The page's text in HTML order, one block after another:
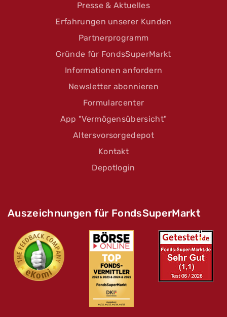
Presse & Aktuelles
Erfahrungen unserer Kunden
Partnerprogramm
Gründe für FondsSuperMarkt
Informationen anfordern
Newsletter abonnieren
Formularcenter
App "Vermögensübersicht"
Altersvorsorgedepot
Kontakt
Depotlogin
Auszeichnungen für FondsSuperMarkt